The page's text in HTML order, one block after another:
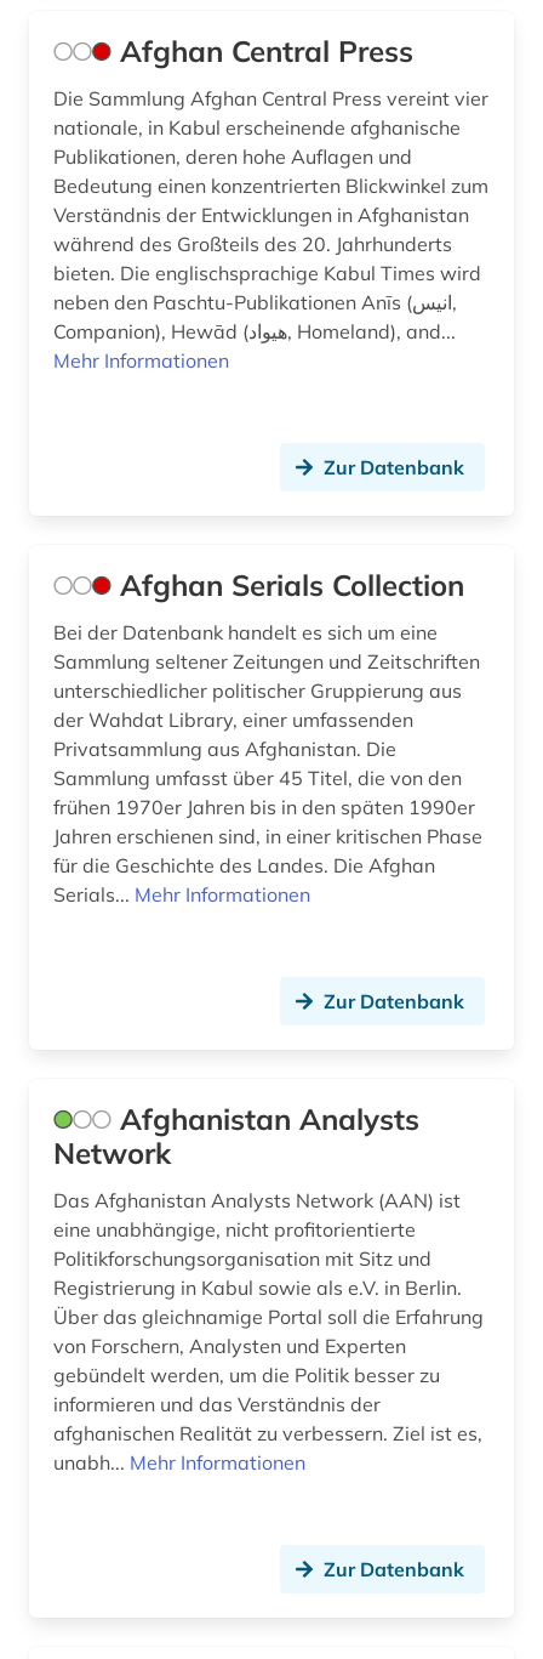
datenauswertung (1)
ddr (6)
debatte (2)
demographie (11)
demokratie (5)
denkfabrik (1)
design (3)
deutsch (4)
deutsch-deutsche beziehungen (1)
deutsche landesgeschichte (1)
deutscher bund. bundestag (1)
deutscher gewerkschaftsbund (1)
deutsches institut für menschenrechte (1)
staatssicherheit (1)
deutschland <bundesrepublik> (1)
deutschland <ddr> (1)
deutschland <sowjetische zone> (1)
deutschland bundestag (2)
deutschland. bundesrat (1)
deutschland. deutscher bundestag (1)
Afghan Central Press
Die Sammlung Afghan Central Press vereint vier
nationale, in Kabul erscheinende afghanische
Publikationen, deren hohe Auflagen und
Bedeutung einen konzentrierten Blickwinkel zum
Verständnis der Entwicklungen in Afghanistan
während des Großteils des 20. Jahrhunderts
bieten. Die englischsprachige Kabul Times wird
neben den Paschtu-Publikationen Anīs (انیس,
Companion), Hewād (هیواد, Homeland), and...
Mehr Informationen
Zur Datenbank
Afghan Serials Collection
Bei der Datenbank handelt es sich um eine
Sammlung seltener Zeitungen und Zeitschriften
unterschiedlicher politischer Gruppierung aus
der Wahdat Library, einer umfassenden
Privatsammlung aus Afghanistan. Die
Sammlung umfasst über 45 Titel, die von den
frühen 1970er Jahren bis in den späten 1990er
Jahren erschienen sind, in einer kritischen Phase
für die Geschichte des Landes. Die Afghan
Serials... Mehr Informationen
Zur Datenbank
Afghanistan Analysts
Network
Das Afghanistan Analysts Network (AAN) ist
eine unabhängige, nicht profitorientierte
Politikforschungsorganisation mit Sitz und
Registrierung in Kabul sowie als e.V. in Berlin.
Über das gleichnamige Portal soll die Erfahrung
von Forschern, Analysten und Experten
gebündelt werden, um die Politik besser zu
informieren und das Verständnis der
afghanischen Realität zu verbessern. Ziel ist es,
unabh... Mehr Informationen
Zur Datenbank